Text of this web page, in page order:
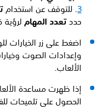
3. للتوقف عن استخدام
حدد تعدد المهام لرؤية
اضغط على زر الخيارات
وإعدادات الصوت
الألعاب.
إذا ظهرت مساعدة
الحصول على تلميحات